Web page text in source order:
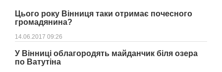
Цього року Вінниця таки отримає почесного
громадянина?
14.06.2017 09:26
У Вінниці облагородять майданчик біля озера
по Ватутіна